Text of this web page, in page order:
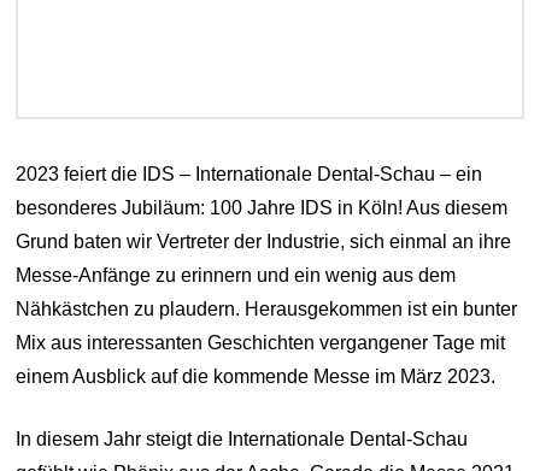
2023 feiert die IDS – Internationale Dental-Schau – ein
besonderes Jubiläum: 100 Jahre IDS in Köln! Aus diesem
Grund baten wir Vertreter der Industrie, sich einmal an ihre
Messe-Anfänge zu erinnern und ein wenig aus dem
Nähkästchen zu plaudern. Herausgekommen ist ein bunter
Mix aus interessanten Geschichten vergangener Tage mit
einem Ausblick auf die kommende Messe im März 2023.
In diesem Jahr steigt die Internationale Dental-Schau